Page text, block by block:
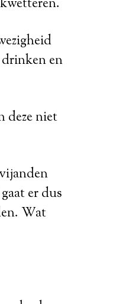
drinken en
deze niet
er dus
Wat